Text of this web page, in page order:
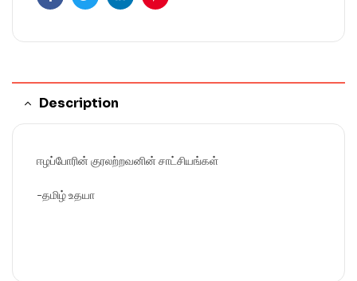
FacebookTwitterLinkedinPinterest
Description
ஈழப்போரின் குரலற்றவனின் சாட்சியங்கள்
-தமிழ் உதயா